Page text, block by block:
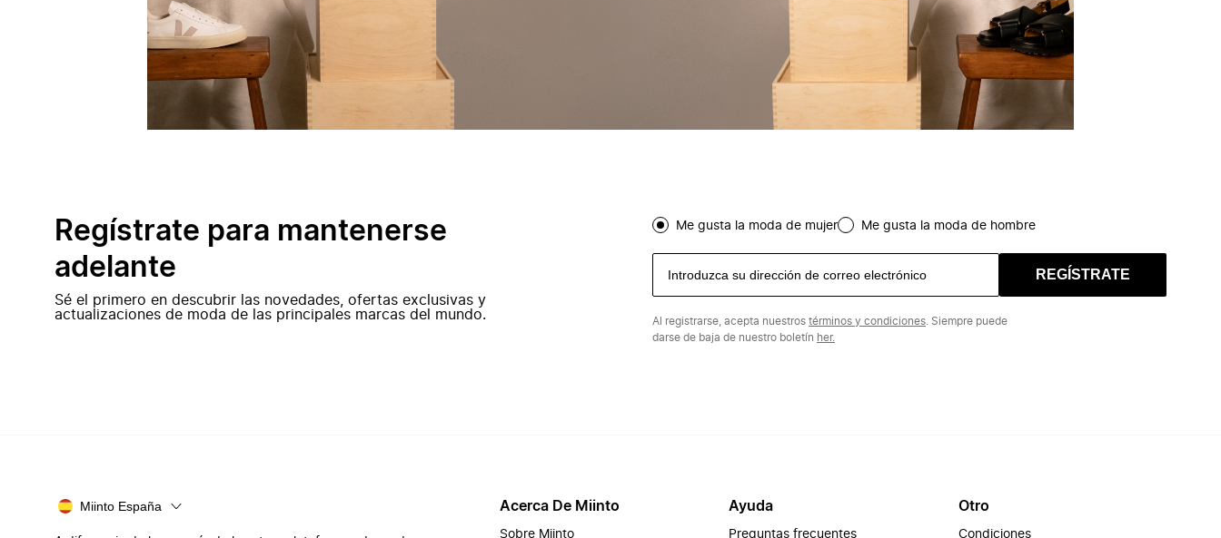
Regístrate para mantenerse
adelante
Sé el primero en descubrir las novedades, ofertas exclusivas y
actualizaciones de moda de las principales marcas del mundo.
Me gusta la moda de mujer Me gusta la moda de hombre
REGÍSTRATE
Al registrarse, acepta nuestros términos y condiciones . Siempre puede
darse de baja de nuestro boletín her.
Miinto España Acerca De Miinto
Sobre Miinto
Ayuda
Preguntas frecuentes
Otro
Condiciones